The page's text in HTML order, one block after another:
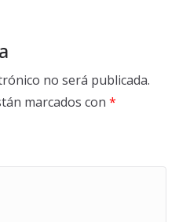
no será publicada.
marcados con *